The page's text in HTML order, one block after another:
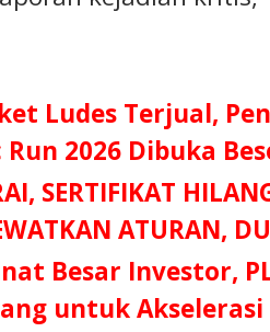
Ludes Terjual,
2026 Dibuka
SERTIFIKAT
ATURAN,
Besar Investor,
untuk Akselerasi